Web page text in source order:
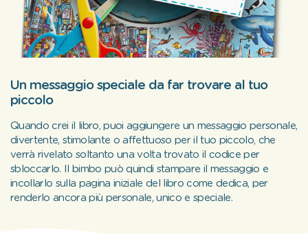
Un messaggio speciale da far trovare al tuo
piccolo
Quando crei il libro, puoi aggiungere un messaggio personale,
divertente, stimolante o affettuoso per il tuo piccolo, che
verrà rivelato soltanto una volta trovato il codice per
sbloccarlo. Il bimbo può quindi stampare il messaggio e
incollarlo sulla pagina iniziale del libro come dedica, per
renderlo ancora più personale, unico e speciale.